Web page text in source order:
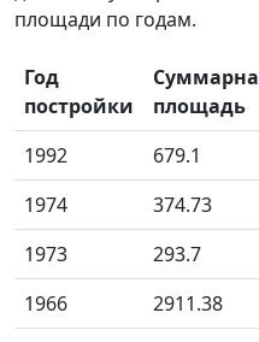
площади по годам.
Год
постройки
площадь
1992
679.1
1974
374.73
1973
293.7
1966
2911.38